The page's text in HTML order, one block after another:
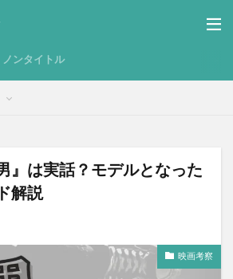
ノンタイトル
』は実話？モデルとなった
解説
映画考察